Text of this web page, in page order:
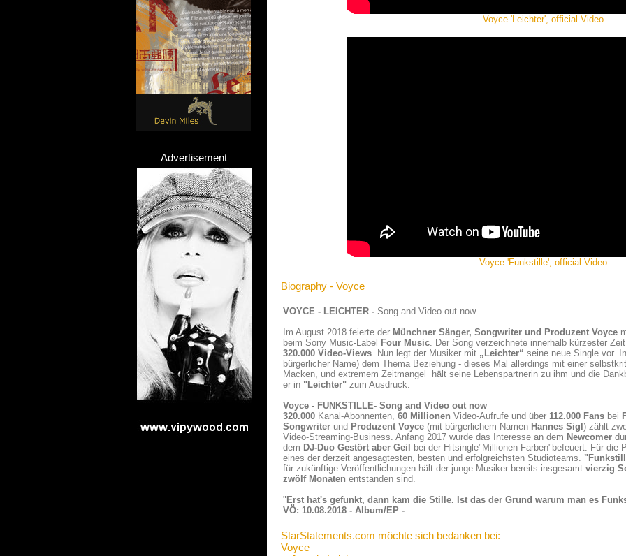
Advertisement
Voyce 'Leichter', official Video
Voyce 'Funkstille', official Video
Biography - Voyce
VOYCE - LEICHTER - Song and Video out now
Im August 2018 feierte der Münchner Sänger, Songwriter und Produzent Voyce
beim Sony Music-Label Four Music. Der Song verzeichnete innerhalb kürzester
320.000 Video-Views. Nun legt der Musiker mit „Leichter“ seine neue Single vor.
bürgerlicher Name) dem Thema Beziehung - dieses Mal allerdings mit einer
Macken, und extremem Zeitmangel hält seine Lebenspartnerin zu ihm und die
er in "Leichter" zum Ausdruck.
Voyce - FUNKSTILLE- Song and Video out now
320.000 Kanal-Abonnenten, 60 Millionen Video-Aufrufe und über 112.000 Fans bei
Songwriter und Produzent Voyce (mit bürgerlichem Namen Hannes Sigl ) zählt
Video-Streaming-Business. Anfang 2017 wurde das Interesse an dem Newcomer
dem DJ-Duo Gestört aber Geil
bei der Hitsingle"Millionen Farben"befeuert. Für die
eines der derzeit angesagtesten, besten und erfolgreichsten Studioteams.
für zukünftige Veröffentlichungen hält der junge Musiker bereits insgesamt vierzig
zwölf Monaten entstanden sind.
" Erst hat's gefunkt, dann kam die Stille. Ist das der Grund warum man es
VÖ: 10.08.2018 - Album/EP -
StarStatements.com möchte sich bedanken bei:
Voyce